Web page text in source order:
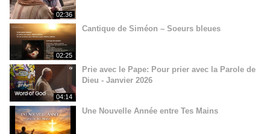
02:36
02:25
Cantique de Siméon – Soeurs bleues
04:14
Prie avec le Pape: Pour prier avec la Parole de
Dieu - Janvier 2026
Une Nouvelle Année entre Tes Mains